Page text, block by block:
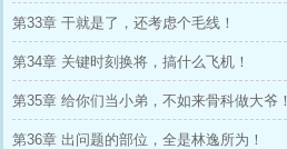
第33章 干就是了，还考虑个毛线！
第34章 关键时刻换将，搞什么飞机！
第35章 给你们当小弟，不如来骨科做大爷！
第36章 出问题的部位，全是林逸所为！